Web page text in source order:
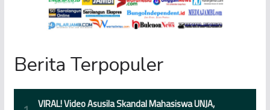
Berita Terpopuler